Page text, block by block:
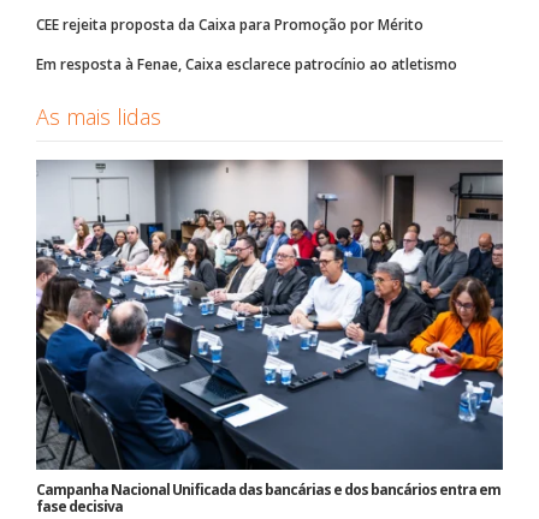
CEE rejeita proposta da Caixa para Promoção por Mérito
Em resposta à Fenae, Caixa esclarece patrocínio ao atletismo
As mais lidas
Campanha Nacional Unificada das bancárias e dos bancários entra em
fase decisiva